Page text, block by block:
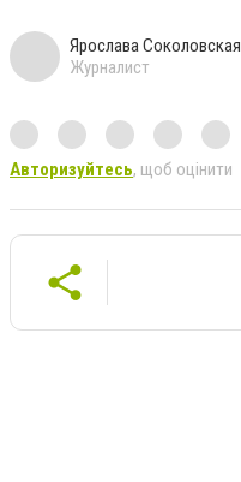
Ярослава Соколовская
Журналист
Авторизуйтесь, щоб оцінити